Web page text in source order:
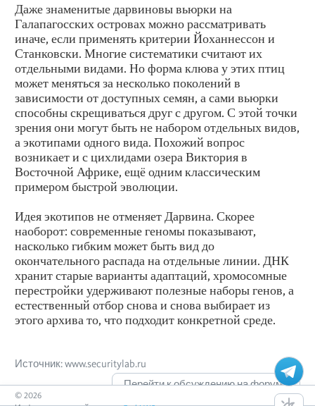
Даже знаменитые дарвиновы вьюрки на
Галапагосских островах можно рассматривать
иначе, если применять критерии Йоханнессон и
Станковски. Многие систематики считают их
отдельными видами. Но форма клюва у этих птиц
может меняться за несколько поколений в
зависимости от доступных семян, а сами вьюрки
способны скрещиваться друг с другом. С этой точки
зрения они могут быть не набором отдельных видов,
а экотипами одного вида. Похожий вопрос
возникает и с цихлидами озера Виктория в
Восточной Африке, ещё одним классическим
примером быстрой эволюции.
Идея экотипов не отменяет Дарвина. Скорее
наоборот: современные геномы показывают,
насколько гибким может быть вид до
окончательного распада на отдельные линии. ДНК
хранит старые варианты адаптаций, хромосомные
перестройки удерживают полезные наборы генов, а
естественный отбор снова и снова выбирает из
этого архива то, что подходит конкретной среде.
Источник: www.securitylab.ru
Перейти к обсуждению на форуме
© 2026